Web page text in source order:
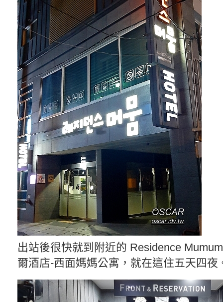
出站後很快就到附近的 Residence
爾酒店-西面媽媽公寓，就在這住五天四夜